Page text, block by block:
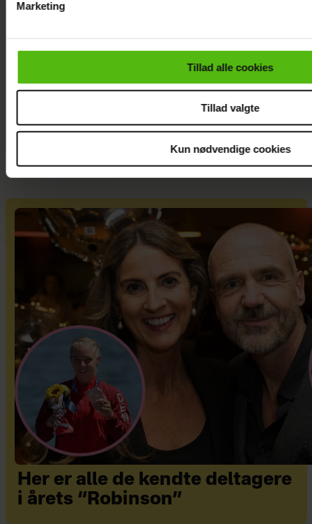
cookiepolitik.
Marketing
Tillad alle cookies
Tillad valgte
Kun nødvendige cookies
Ølgaards
kæreste?
Her er alle de kendte deltagere
i årets “Robinson”